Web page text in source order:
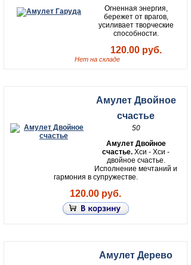
Огненная энергия,
бережет от врагов,
усиливает творческие
способности.
120.00 руб.
Нет на складе
Амулет Двойное
счастье
50
Амулет Двойное
счастье. Хси - Хси -
двойное счастье.
Исполнение мечтаний и
гармония в супружестве.
120.00 руб.
Амулет Дерево